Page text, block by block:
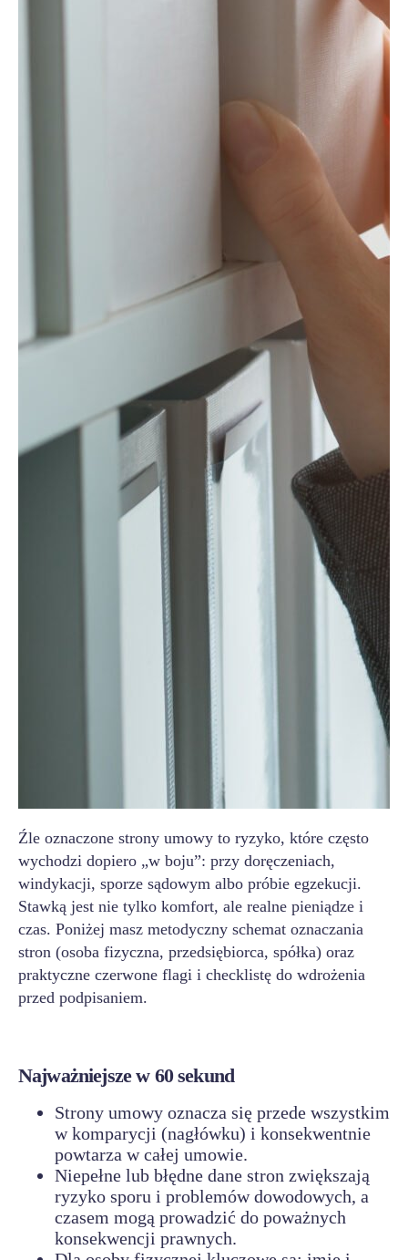
Źle oznaczone strony umowy to ryzyko, które często
wychodzi dopiero „w boju”: przy doręczeniach,
windykacji, sporze sądowym albo próbie egzekucji.
Stawką jest nie tylko komfort, ale realne pieniądze i
czas. Poniżej masz metodyczny schemat oznaczania
stron (osoba fizyczna, przedsiębiorca, spółka) oraz
praktyczne czerwone flagi i checklistę do wdrożenia
przed podpisaniem.
Najważniejsze w 60 sekund
Strony umowy oznacza się przede wszystkim
w komparycji (nagłówku) i konsekwentnie
powtarza w całej umowie.
Niepełne lub błędne dane stron zwiększają
ryzyko sporu i problemów dowodowych, a
czasem mogą prowadzić do poważnych
konsekwencji prawnych.